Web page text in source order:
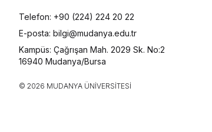
Telefon: +90 (224) 224 20 22
E-posta: bilgi@mudanya.edu.tr
Kampüs: Çağrışan Mah. 2029 Sk. No:2
16940 Mudanya/Bursa
© 2026 MUDANYA ÜNIVERSITESI